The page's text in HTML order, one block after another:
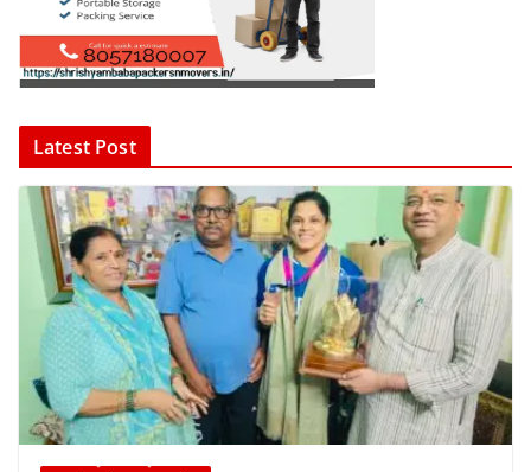
Latest Post